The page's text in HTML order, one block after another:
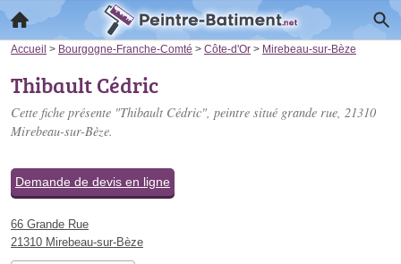
Accueil > Bourgogne-Franche-Comté > Côte-d'Or > Mirebeau-sur-Bèze
Thibault Cédric
Cette fiche présente "Thibault Cédric", peintre situé grande rue, 21310
Mirebeau-sur-Bèze.
Demande de devis en ligne
66 Grande Rue
21310 Mirebeau-sur-Bèze